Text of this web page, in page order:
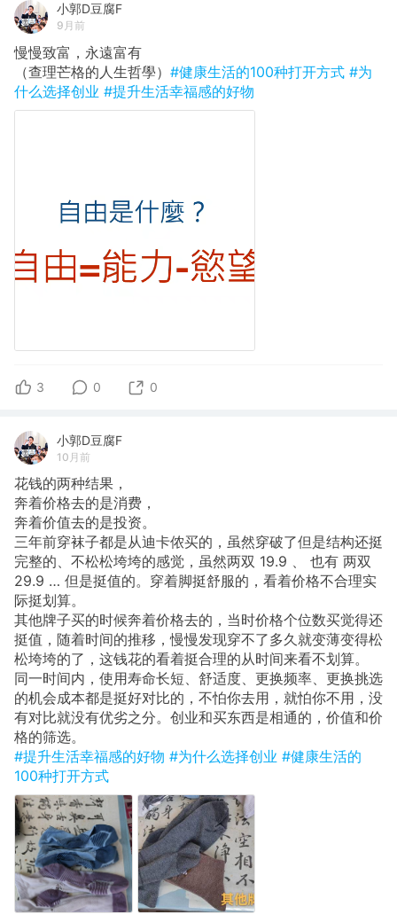
小郭D豆腐F
9月前
慢慢致富，永遠富有
（查理芒格的人生哲學） #健康生活的100种打开方式 #为
什么选择创业 #提升生活幸福感的好物
3 0 0
小郭D豆腐F
10月前
花钱的两种结果，
奔着价格去的是消费，
奔着价值去的是投资。
​三年前穿袜子都是从迪卡侬买的，虽然穿破了但是结构还挺
完整的、不松松垮垮的感觉，虽然两双 19.9 、 也有 两双
29.9 … 但是挺值的。穿着脚挺舒服的，看着价格不合理实
际挺划算。
其他牌子买的时候奔着价格去的，当时价格个位数买觉得还
挺值，随着时间的推移，慢慢发现穿不了多久就变薄变得松
松垮垮的了，这钱花的看着挺合理的从时间来看不划算。
同一时间内，使用寿命长短、舒适度、更换频率、更换挑选
的机会成本都是挺好对比的，不怕你去用，就怕你不用，没
有对比就没有优劣之分。创业和买东西是相通的，价值和价
格的筛选。
#提升生活幸福感的好物 #为什么选择创业 #健康生活的
100种打开方式